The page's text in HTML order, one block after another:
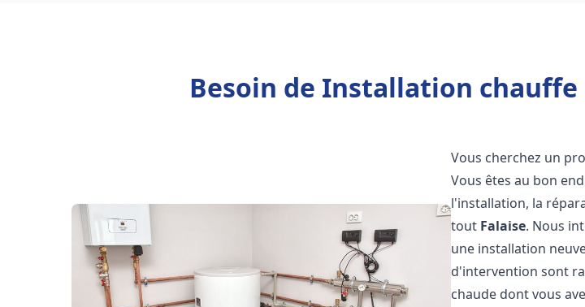
Besoin de Installation chauffe
Vous cherchez un
Vous êtes au bon
l'installation, la
tout Falaise. Nous
une installation
d'intervention sont
chaude dont vous